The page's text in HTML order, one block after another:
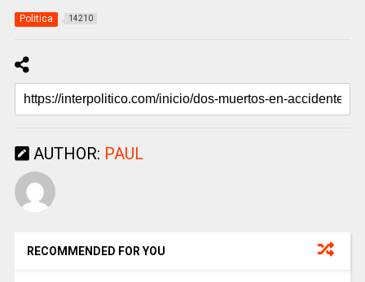
Politica 14210
AUTHOR: PAUL
RECOMMENDED FOR YOU